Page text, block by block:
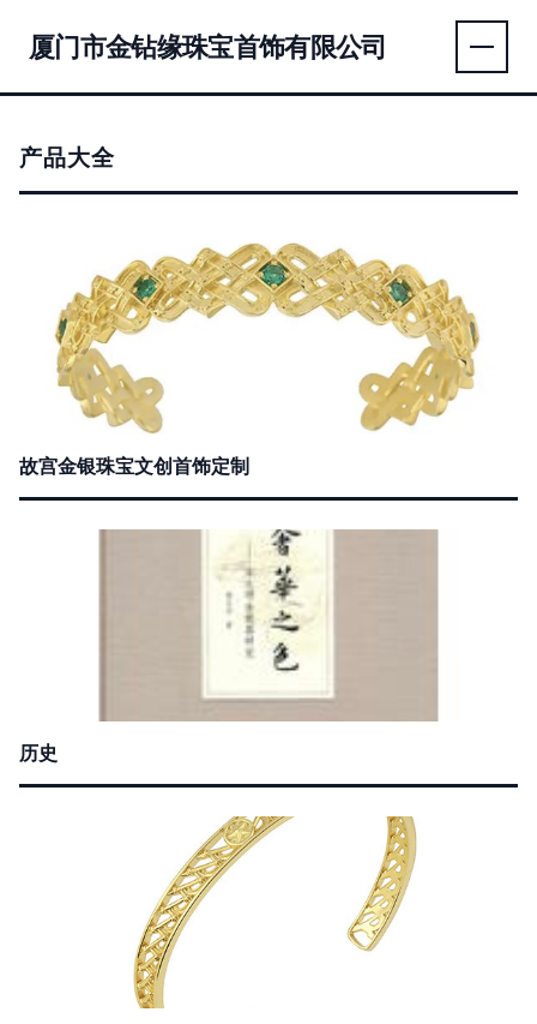
厦门市金钻缘珠宝首饰有限公司
产品大全
故宫金银珠宝文创首饰定制
历史